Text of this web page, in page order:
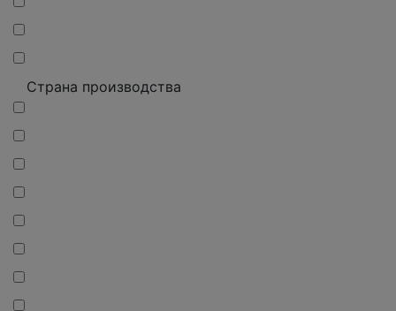
Страна производства